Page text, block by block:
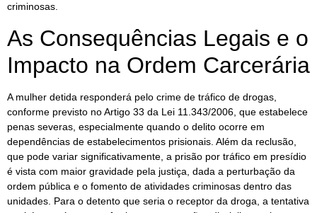
criminosas.
As Consequências Legais e o
Impacto na Ordem Carcerária
A mulher detida responderá pelo crime de tráfico de drogas,
conforme previsto no Artigo 33 da Lei 11.343/2006, que estabelece
penas severas, especialmente quando o delito ocorre em
dependências de estabelecimentos prisionais. Além da reclusão,
que pode variar significativamente, a prisão por tráfico em presídio
é vista com maior gravidade pela justiça, dada a perturbação da
ordem pública e o fomento de atividades criminosas dentro das
unidades. Para o detento que seria o receptor da droga, a tentativa